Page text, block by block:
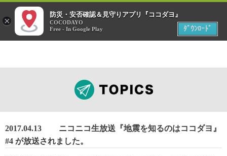
災害時
MENU
2017.04.13
ニコニコ生放送『地震を知るのはココダヨ』
#4 が放送されました。
×
防災・安否確認＆見守りアプリ『ココダヨ』
COCODAYO
Free - In Google Play
ﾀﾞｳﾝﾛｰﾄﾞ